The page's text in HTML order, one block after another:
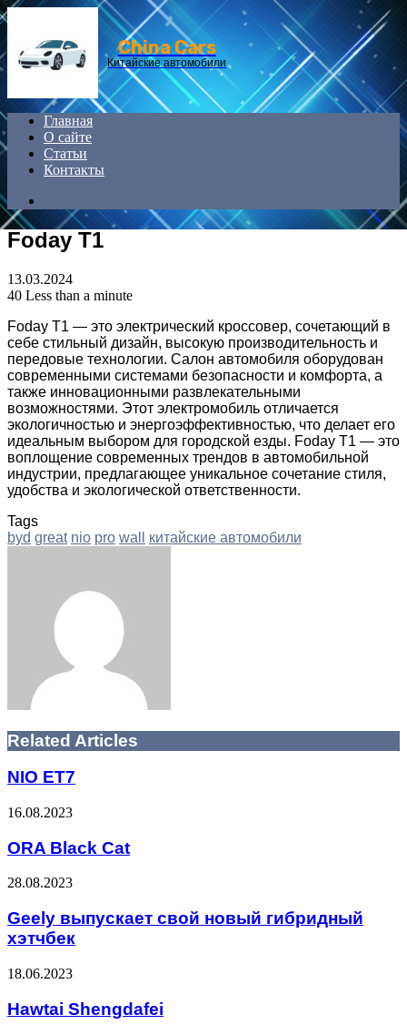
Menu
China Cars
Китайские автомобили
Главная
О сайте
Статьи
Контакты
Foday T1
13.03.2024
40 Less than a minute
Foday T1 — это электрический кроссовер, сочетающий в
себе стильный дизайн, высокую производительность и
передовые технологии. Салон автомобиля оборудован
современными системами безопасности и комфорта, а
также инновационными развлекательными
возможностями. Этот электромобиль отличается
экологичностью и энергоэффективностью, что делает его
идеальным выбором для городской езды. Foday T1 — это
воплощение современных трендов в автомобильной
индустрии, предлагающее уникальное сочетание стиля,
удобства и экологической ответственности.
Tags
byd great nio pro wall
китайские автомобили
Related Articles
NIO ET7
16.08.2023
ORA Black Cat
28.08.2023
Geely выпускает свой новый гибридный
хэтчбек
18.06.2023
Hawtai Shengdafei